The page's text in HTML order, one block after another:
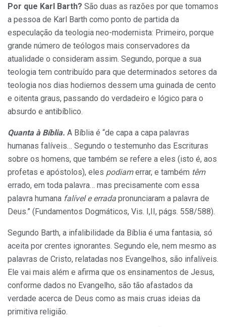
Por que Karl Barth? São duas as razões por que tomamos
a pessoa de Karl Barth como ponto de parti­da da
especulação da teologia neo-modernista: Primeiro, porque
gran­de número de teólogos mais conser­vadores da
atualidade o consideram assim. Segundo, porque a sua
teolo­gia tem contribuído para que deter­minados setores da
teologia nos dias hodiernos dessem uma guinada de cento
e oitenta graus, passando do verdadeiro e lógico para o
absurdo e antibíblico.
Quanta à Bíblia. A Bíblia é “de capa a capa palavras
humanas falíveis… Segundo o testemunho das Escrituras
sobre os homens, que também se refere a eles (isto é, aos
profetas e apóstolos), eles podiamerrar, e também têm
errado, em toda palavra… mas precisamente com essa
palavra humana falível e errada pronunciaram a palavra de
Deus.” (Fundamentos Dogmáticos, Vis. I,II, págs. 558/588).
Segundo Barth, a infalibilidade da Bíblia é uma fantasia, só
aceita por crentes ignorantes. Segundo ele, nem mesmo as
palavras de Cristo, relatadas nos Evangelhos, são in­falíveis.
Ele vai mais além e afirma que os ensinamentos de Jesus,
con­forme dados no Evangelho, são tão afastados da
verdade acerca de Deus como as mais cruas ideias da
primitiva religião.